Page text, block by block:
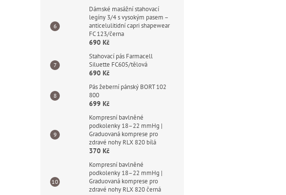
Dámské masážní stahovací
legíny 3/4 s vysokým pasem –
anticelulitidní capri shapewear
FC 123/černa
690 Kč
Stahovací pás Farmacell
Siluette FC605/tělová
690 Kč
Pás žeberní pánský BORT 102
800
699 Kč
Kompresní bavlněné
podkolenky 18–22 mmHg |
Graduovaná komprese pro
zdravé nohy RLX 820 bílá
370 Kč
Kompresní bavlněné
podkolenky 18–22 mmHg |
Graduovaná komprese pro
zdravé nohy RLX 820 černá